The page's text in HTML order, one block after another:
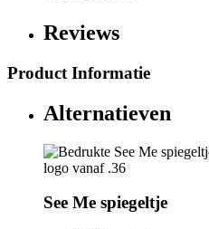
Reviews
Product Informatie
Alternatieven
See Me spiegeltje